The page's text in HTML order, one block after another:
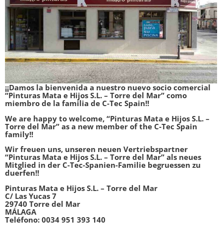
¡¡Damos la bienvenida a nuestro nuevo socio comercial
“Pinturas Mata e Hijos S.L. – Torre del Mar” como
miembro de la familia de C-Tec Spain!!
We are happy to welcome, “Pinturas Mata e Hijos S.L. –
Torre del Mar” as a new member of the C-Tec Spain
family!!
Wir freuen uns, unseren neuen Vertriebspartner
“Pinturas Mata e Hijos S.L. – Torre del Mar” als neues
Mitglied in der C-Tec-Spanien-Familie begruessen zu
duerfen!!
Pinturas Mata e Hijos S.L. – Torre del Mar
C/ Las Yucas 7
29740 Torre del Mar
MÁLAGA
Teléfono: 0034 951 393 140